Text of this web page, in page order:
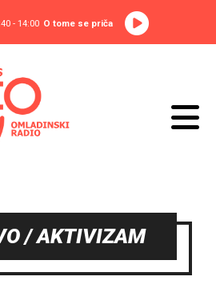
- 14:00 O tome se priča
/ AKTIVIZAM